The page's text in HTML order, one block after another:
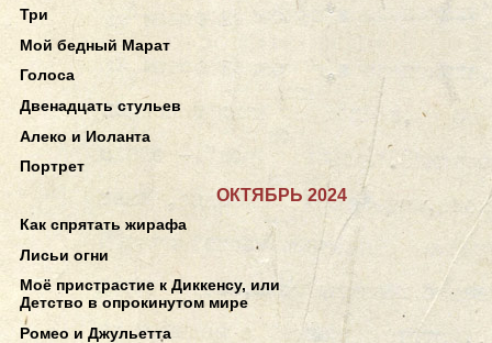
Три
Мой бедный Марат
Голоса
Двенадцать стульев
Алеко и Иоланта
Портрет
ОКТЯБРЬ 2024
Как спрятать жирафа
Лисьи огни
Моё пристрастие к Диккенсу, или
Детство в опрокинутом мире
Ромео и Джульетта